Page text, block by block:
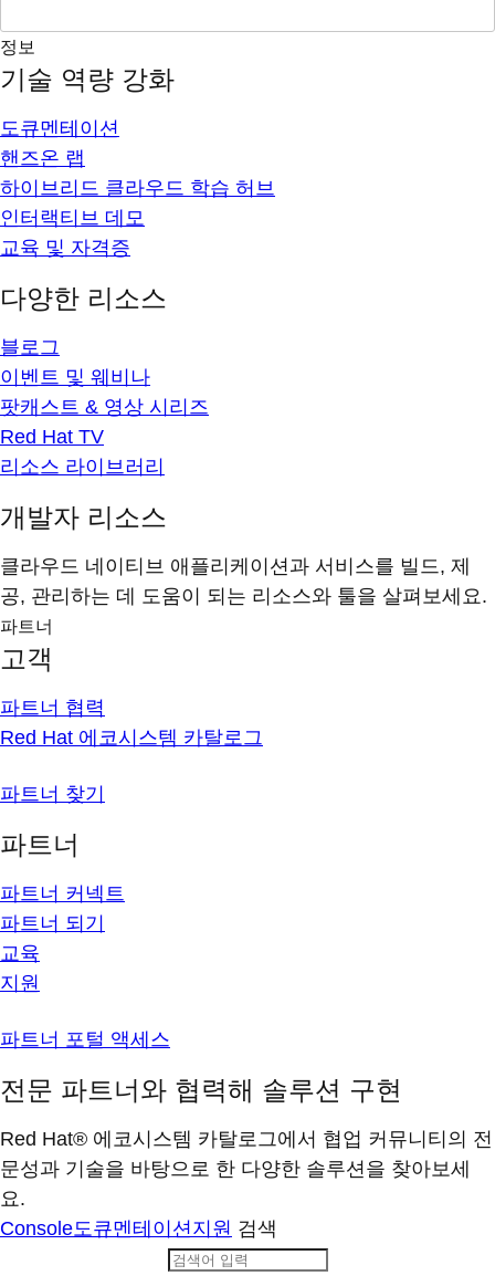
정보
기술 역량 강화
도큐멘테이션
핸즈온 랩
하이브리드 클라우드 학습 허브
인터랙티브 데모
교육 및 자격증
다양한 리소스
블로그
이벤트 및 웨비나
팟캐스트 & 영상 시리즈
Red Hat TV
리소스 라이브러리
개발자 리소스
클라우드 네이티브 애플리케이션과 서비스를 빌드, 제
공, 관리하는 데 도움이 되는 리소스와 툴을 살펴보세요.
파트너
고객
파트너 협력
Red Hat 에코시스템 카탈로그
파트너 찾기
파트너
파트너 커넥트
파트너 되기
교육
지원
파트너 포털 액세스
전문 파트너와 협력해 솔루션 구현
Red Hat® 에코시스템 카탈로그에서 협업 커뮤니티의 전
문성과 기술을 바탕으로 한 다양한 솔루션을 찾아보세
요.
Console도큐멘테이션지원 검색